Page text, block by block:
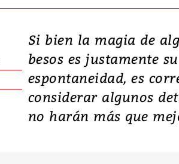
Si bien la magia de
besos es justamente su
espontaneidad, es
considerar algunos
no harán más que
Video, Japón:
deja heridos y
daños en